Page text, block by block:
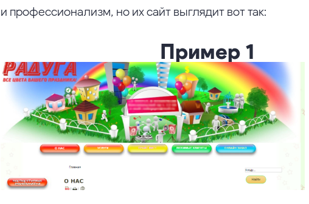
и профессионализм, но их сайт выглядит вот так:
Пример 1